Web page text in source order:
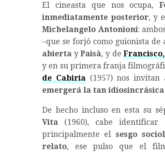
El cineasta que nos ocupa,
inmediatamente posterior, y
Michelangelo Antonioni:
–que se forjó como guionista de
abierta yPaisà, y de
y en su primera franja
de Cabiria(1957) nos invitan
emergerá la tan
De hecho incluso en esta su
Vita (1960), cabe identificar
principalmente el sesgo
relato, ese pulso que el